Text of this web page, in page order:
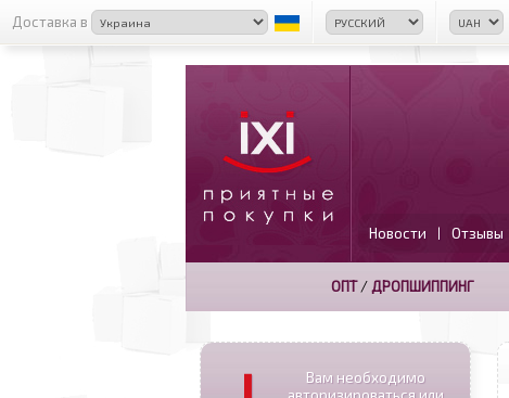
Доставка в
Новости | Отзывы
ОПТ/ ДРОПШИППИНГ
Вам необходимо